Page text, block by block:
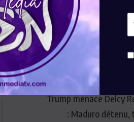
Trump menace Delcy
: Maduro détenu,